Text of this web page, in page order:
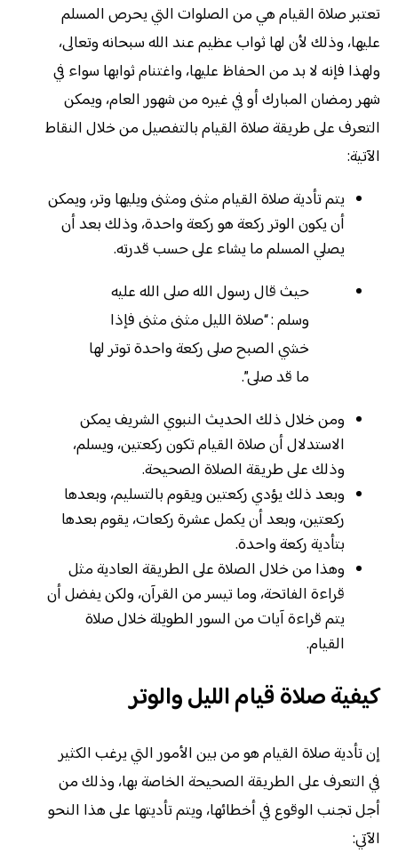
تعتبر صلاة القيام هي من الصلوات التي يحرص المسلم
عليها، وذلك لأن لها ثواب عظيم عند الله سبحانه وتعالى،
ولهذا فإنه لا بد من الحفاظ عليها، واغتنام ثوابها سواء في
شهر رمضان المبارك أو في غيره من شهور العام، ويمكن
التعرف على طريقة صلاة القيام بالتفصيل من خلال النقاط
الآتية:
يتم تأدية صلاة القيام مثنى ومثنى ويليها وتر، ويمكن
أن يكون الوتر ركعة هو ركعة واحدة، وذلك بعد أن
يصلي المسلم ما يشاء على حسب قدرته.
حيث قال رسول الله صلى الله عليه
وسلم : “صلاة الليل مثنى مثنى فإذا
خشي الصبح صلى ركعة واحدة توتر لها
ما قد صلى”.
ومن خلال ذلك الحديث النبوي الشريف يمكن
الاستدلال أن صلاة القيام تكون ركعتين، ويسلم،
وذلك على طريقة الصلاة الصحيحة.
وبعد ذلك يؤدي ركعتين ويقوم بالتسليم، وبعدها
ركعتين، وبعد أن يكمل عشرة ركعات، يقوم بعدها
بتأدية ركعة واحدة.
وهذا من خلال الصلاة على الطريقة العادية مثل
قراءة الفاتحة، وما تيسر من القرآن، ولكن يفضل أن
يتم قراءة آيات من السور الطويلة خلال صلاة
القيام.
كيفية صلاة قيام الليل والوتر
إن تأدية صلاة القيام هو من بين الأمور التي يرغب الكثير
في التعرف على الطريقة الصحيحة الخاصة بها، وذلك من
أجل تجنب الوقوع في أخطائها، ويتم تأديتها على هذا النحو
الآتي: